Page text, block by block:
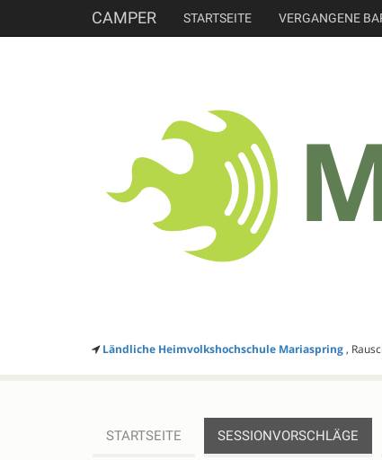
CAMPER STARTSEITE VERGANGENE
Ländliche Heimvolkshochschule Mariaspring,
STARTSEITE SESSIONVORSCHLÄGE